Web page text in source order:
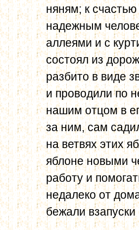
няням; к
надежным
аллеями и с
состоял из
разбито в виде
и проводили по
нашим отцом в
за ним, сам
на ветвях этих
яблоне новыми
работу и
недалеко от
бежали